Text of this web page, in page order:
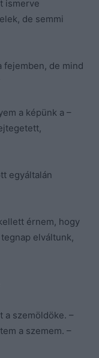
ismerve
de semmi
fejemben, de mind
a képünk a –
egyáltalán
érnem, hogy
elváltunk,
a szemöldöke. –
a szemem. –